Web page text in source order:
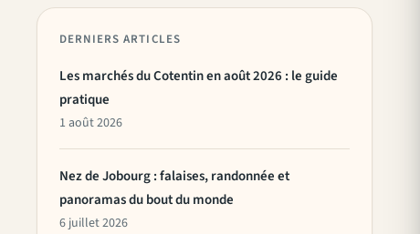
DERNIERS ARTICLES
Les marchés du Cotentin en août 2026 : le guide
pratique
1 août 2026
Nez de Jobourg : falaises, randonnée et
panoramas du bout du monde
6 juillet 2026